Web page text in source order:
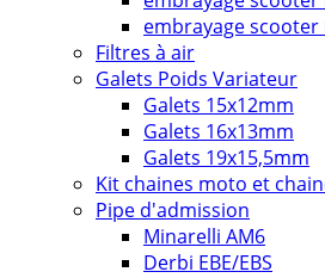
embrayage scooter
Filtres à air
Galets Poids Variateur
Galets 15x12mm
Galets 16x13mm
Galets 19x15,5mm
Kit chaines moto et
Pipe d'admission
Minarelli AM6
Derbi EBE/EBS